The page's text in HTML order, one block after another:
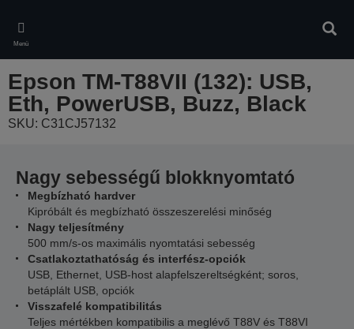
main
content
Menü
Epson TM-T88VII (132): USB,
Eth, PowerUSB, Buzz, Black
SKU: C31CJ57132
Nagy sebességű blokknyomtató
Megbízható hardver
Kipróbált és megbízható összeszerelési minőség
Nagy teljesítmény
500 mm/s-os maximális nyomtatási sebesség
Csatlakoztathatóság és interfész-opciók
USB, Ethernet, USB-host alapfelszereltségként; soros,
betáplált USB, opciók
Visszafelé kompatibilitás
Teljes mértékben kompatibilis a meglévő T88V és T88VI